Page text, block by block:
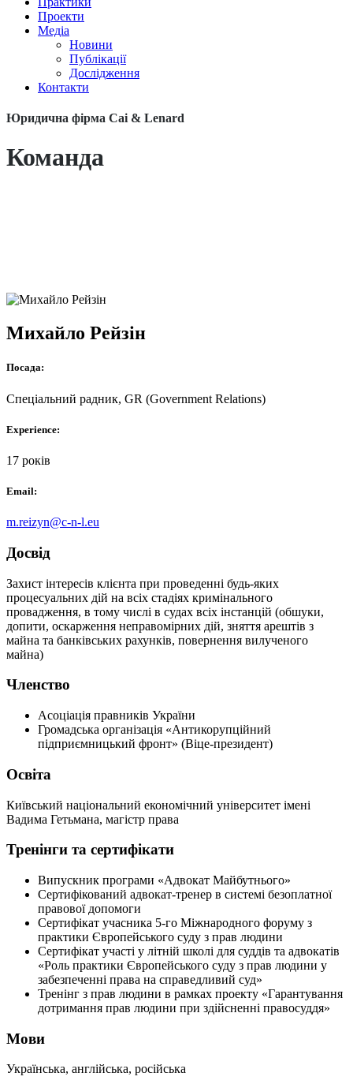
Проекти
Медіа
Новини
Публікації
Дослідження
Контакти
Юридична фірма Cai & Lenard
Команда
Михайло Рейзін
Посада:
Спеціальний радник, GR (Government Relations)
Experience:
17 років
Email:
m.reizyn@c-n-l.eu
Досвід
Захист інтересів клієнта при проведенні будь-яких
процесуальних дій на всіх стадіях кримінального
провадження, в тому числі в судах всіх інстанцій (обшуки,
допити, оскарження неправомірних дій, зняття арештів з
майна та банківських рахунків, повернення вилученого
майна)
Членство
Асоціація правників України
Громадська організація «Антикорупційний
підприємницький фронт» (Віце-президент)
Освіта
Київський національний економічний університет імені
Вадима Гетьмана, магістр права
Тренінги та сертифікати
Випускник програми «Адвокат Майбутнього»
Сертифікований адвокат-тренер в системі безоплатної
правової допомоги
Сертифікат учасника 5-го Міжнародного форуму з
практики Європейського суду з прав людини
Сертифікат участі у літній школі для суддів та адвокатів
«Роль практики Європейського суду з прав людини у
забезпеченні права на справедливий суд»
Тренінг з прав людини в рамках проекту «Гарантування
дотримання прав людини при здійсненні правосуддя»
Мови
Українська, англійська, російська